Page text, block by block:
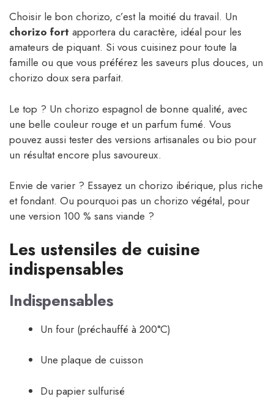
Choisir le bon chorizo, c’est la moitié du travail. Un
chorizo fort apportera du caractère, idéal pour les
amateurs de piquant. Si vous cuisinez pour toute la
famille ou que vous préférez les saveurs plus douces, un
chorizo doux sera parfait.
Le top ? Un chorizo espagnol de bonne qualité, avec
une belle couleur rouge et un parfum fumé. Vous
pouvez aussi tester des versions artisanales ou bio pour
un résultat encore plus savoureux.
Envie de varier ? Essayez un chorizo ibérique, plus riche
et fondant. Ou pourquoi pas un chorizo végétal, pour
une version 100 % sans viande ?
Les ustensiles de cuisine
indispensables
Indispensables
Un four (préchauffé à 200°C)
Une plaque de cuisson
Du papier sulfurisé